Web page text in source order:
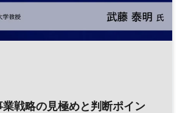
戦略の見極めと判断ポイン